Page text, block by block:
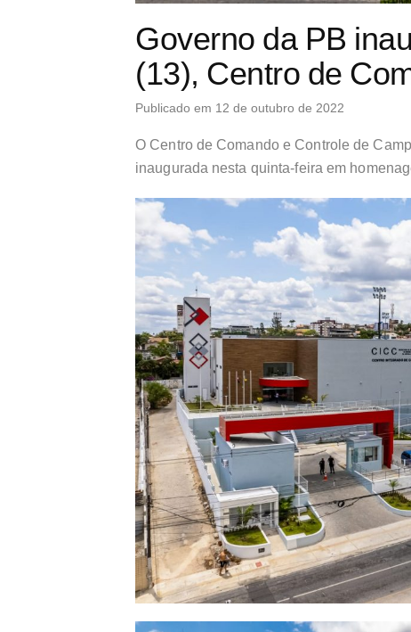
Governo da PB
(13), Centro de
Publicado em 12 de outubro de 2022
O Centro de Comando e Controle de
inaugurada nesta quinta-feira em